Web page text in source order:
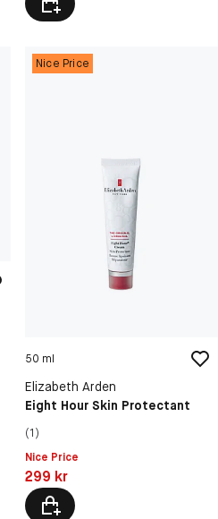
Nice Price
50 ml
Elizabeth Arden
Eight Hour Skin Protectant
(1)
Nice Price
Pris: 299 kr
299 kr